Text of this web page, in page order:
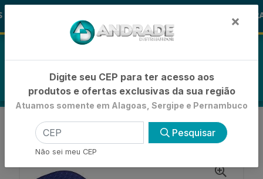
🪞
INÍCIO BÁSICA
COLOR
SANDÁLIA HAVAIANAS COLOR AZUL NAVAL 33/34
×
Digite seu CEP para ter acesso aos
produtos e ofertas exclusivas da sua região
Atuamos somente em Alagoas, Sergipe e Pernambuco
Pesquisar
Não sei meu CEP